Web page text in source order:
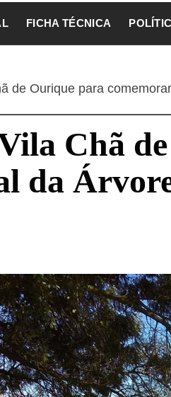
FICHA TÉCNICA
de Ourique para
Chã
da